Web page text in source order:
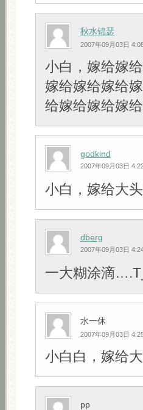
秋水锦瑟
2007年09月03日
小白，嫁给嫁
嫁给嫁给嫁给
给嫁给嫁给嫁
godkind
2007年09月03日
小白，嫁给大头
dberg
2007年09月03日
一大糊涂滴
水一休
2007年09月03日
小白白，嫁给
pp